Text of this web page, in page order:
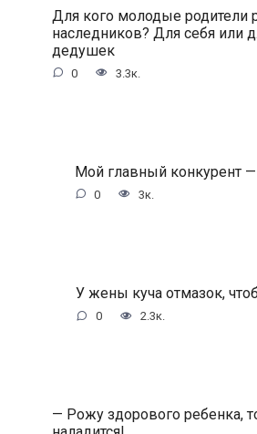
Для кого молодые родители
наследников? Для себя или
дедушек
0 3.3к.
Мой главный конкурент —
0 3к.
У жены куча отмазок,
0 2.3к.
— Рожу здорового ребенка,